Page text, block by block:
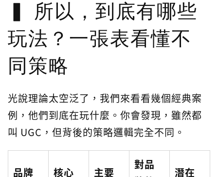
所以，到底有哪些
玩法？一張表看懂不
同策略
光說理論太空泛了，我們來看看幾個經典案
例，他們到底在玩什麼。你會發現，雖然都
叫 UGC，但背後的策略邏輯完全不同。
品牌
核心
主要
對品
潛在